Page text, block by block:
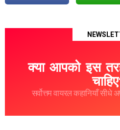
क्या आपको इस
सर्वोत्तम वायरल कहानियाँ सीधे